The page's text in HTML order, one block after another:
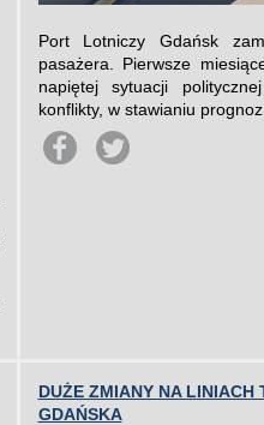
Port Lotniczy Gdańsk
pasażera. Pierwsze
napiętej sytuacji
konflikty, w stawianiu
DUŻE ZMIANY NA LINIACH
GDAŃSKA